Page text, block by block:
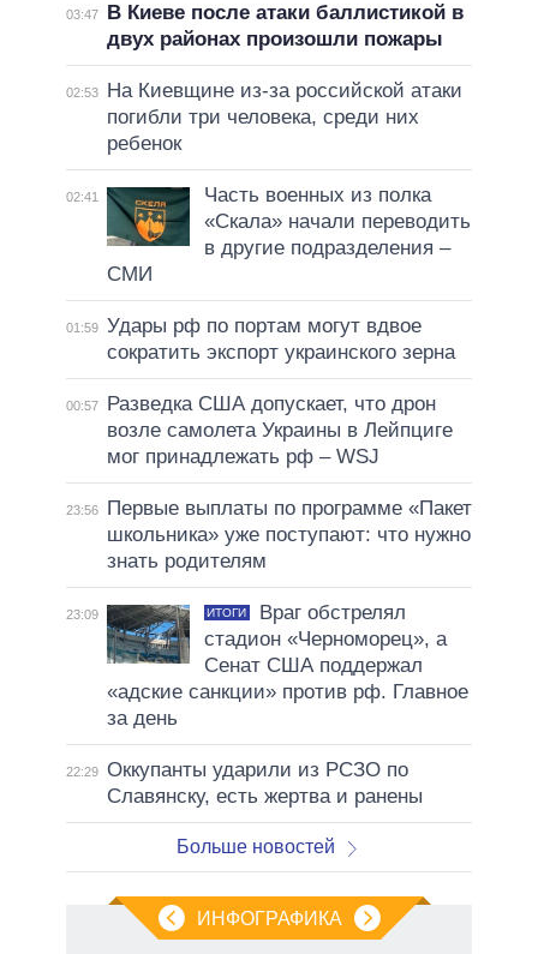
03:47
В Киеве после атаки баллистикой в
двух районах произошли пожары
02:53
На Киевщине из-за российской атаки
погибли три человека, среди них
ребенок
02:41
Часть военных из полка
«Скала» начали переводить
в другие подразделения –
СМИ
01:59 Удары рф по портам могут вдвое
сократить экспорт украинского зерна
00:57
Разведка США допускает, что дрон
возле самолета Украины в Лейпциге
мог принадлежать рф – WSJ
23:56
Первые выплаты по программе «Пакет
школьника» уже поступают: что нужно
знать родителям
23:09 ИТОГИ
Враг обстрелял
стадион «Черноморец», а
Сенат США поддержал
«адские санкции» против рф. Главное
за день
22:29 Оккупанты ударили из РСЗО по
Славянску, есть жертва и ранены
Больше новостей
ИНФОГРАФИКА